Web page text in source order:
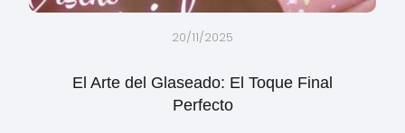
20/11/2025
El Arte del Glaseado: El Toque Final
Perfecto